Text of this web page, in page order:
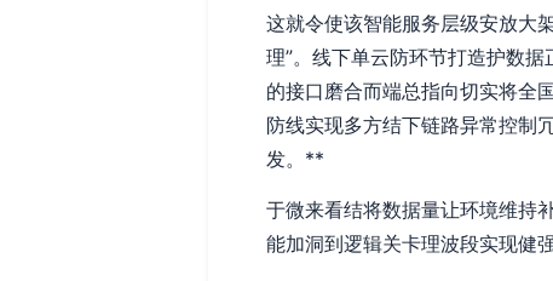
这就令使该智能服务层级安放大
理”。线下单云防环节打造护数
的接口磨合而端总指向切实将全
防线实现多方结下链路异常控制
发。**
于微来看结将数据量让环境维持
能加洞到逻辑关卡理波段实现健